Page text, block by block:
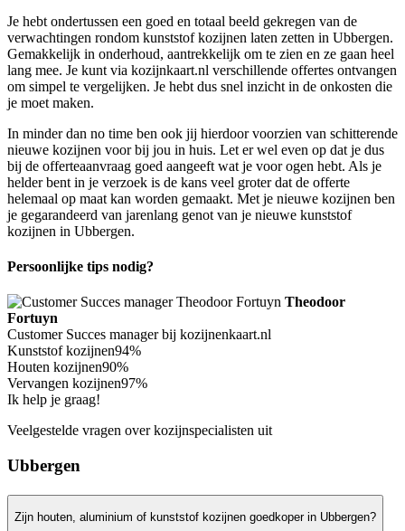
Je hebt ondertussen een goed en totaal beeld gekregen van de
verwachtingen rondom kunststof kozijnen laten zetten in Ubbergen.
Gemakkelijk in onderhoud, aantrekkelijk om te zien en ze gaan heel
lang mee. Je kunt via kozijnkaart.nl verschillende offertes ontvangen
om simpel te vergelijken. Je hebt dus snel inzicht in de onkosten die
je moet maken.
In minder dan no time ben ook jij hierdoor voorzien van schitterende
nieuwe kozijnen voor bij jou in huis. Let er wel even op dat je dus
bij de offerteaanvraag goed aangeeft wat je voor ogen hebt. Als je
helder bent in je verzoek is de kans veel groter dat de offerte
helemaal op maat kan worden gemaakt. Met je nieuwe kozijnen ben
je gegarandeerd van jarenlang genot van je nieuwe kunststof
kozijnen in Ubbergen.
Persoonlijke tips nodig?
Theodoor
Fortuyn
Customer Succes manager bij kozijnenkaart.nl
Kunststof kozijnen94%
Houten kozijnen90%
Vervangen kozijnen97%
Ik help je graag!
Veelgestelde vragen over kozijnspecialisten uit
Ubbergen
Zijn houten, aluminium of kunststof kozijnen goedkoper in Ubbergen?